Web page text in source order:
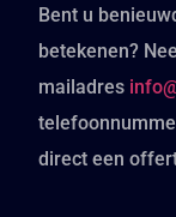
Bent u
betekenen?
mailadres
direct een